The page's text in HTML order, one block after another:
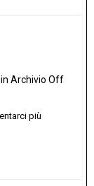
in Archivio Off
più